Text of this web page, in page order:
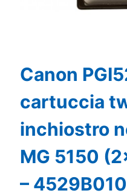
Canon
cartuccia
inchiostro
MG 5150
–